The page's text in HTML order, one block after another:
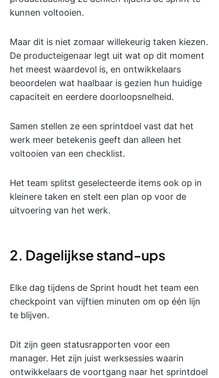
kunnen voltooien.
Maar dit is niet zomaar willekeurig taken kiezen.
De producteigenaar legt uit wat op dit moment
het meest waardevol is, en ontwikkelaars
beoordelen wat haalbaar is gezien hun huidige
capaciteit en eerdere doorloopsnelheid.
Samen stellen ze een sprintdoel vast dat het
werk meer betekenis geeft dan alleen het
voltooien van een checklist.
Het team splitst geselecteerde items ook op in
kleinere taken en stelt een plan op voor de
uitvoering van het werk.
2. Dagelijkse stand-ups
Elke dag tijdens de Sprint houdt het team een
checkpoint van vijftien minuten om op één lijn
te blijven.
Dit zijn geen statusrapporten voor een
manager. Het zijn juist werksessies waarin
ontwikkelaars de voortgang naar het sprintdoel